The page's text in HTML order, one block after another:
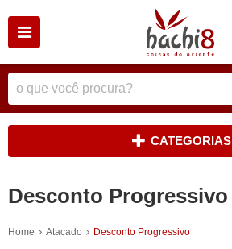
CATEGORIAS
Desconto Progressivo
Home Atacado Desconto Progressivo